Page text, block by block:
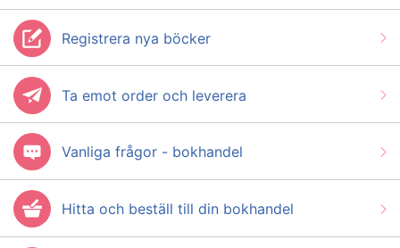
Registrera nya böcker
Ta emot order och leverera
Vanliga frågor - bokhandel
Hitta och beställ till din bokhandel